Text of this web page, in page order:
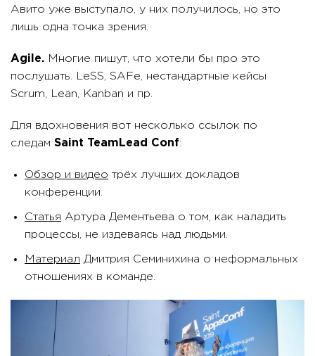
Авито уже выступало, у них получилось, но это
лишь одна точка зрения.
Agile. Многие пишут, что хотели бы про это
послушать. LeSS, SAFe, нестандартные кейсы
Scrum, Lean, Kanban и пр.
Для вдохновения вот несколько ссылок по
следам Saint TeamLead Conf:
Обзор и видео трёх лучших докладов
конференции.
Статья Артура Дементьева о том, как наладить
процессы, не издеваясь над людьми.
Материал Дмитрия Семинихина о неформальных
отношениях в команде.